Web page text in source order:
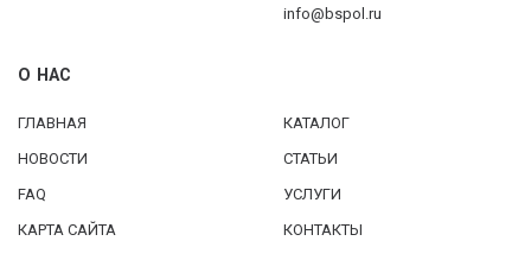
info@bspol.ru
О НАС
ГЛАВНАЯ
КАТАЛОГ
НОВОСТИ
СТАТЬИ
FAQ
УСЛУГИ
КАРТА САЙТА
КОНТАКТЫ